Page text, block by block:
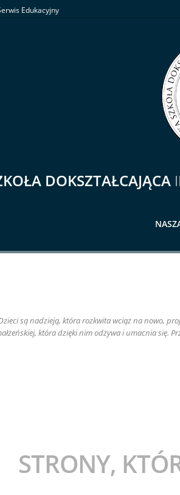
Edukacyjny
DOKSZTAŁCAJĄCA
są nadzieją, która rozkwita wciąż na nowo,
która dzięki nim odżywa i umacnia się.
STRONY,